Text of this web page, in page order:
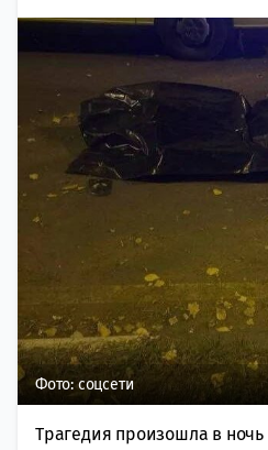
Фото: соцсети
Трагедия произошла в ночь